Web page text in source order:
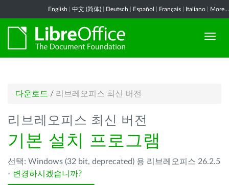
English 中文 (简体) Deutsch Español Français Italiano More...
다운로드 / 리브레오피스 최신 버전
리브레오피스 최신 버전
기본 설치 프로그램
선택: Windows (32 bit, deprecated) 용 리브레오피스 26.2.5
- 변경하시겠습니까?